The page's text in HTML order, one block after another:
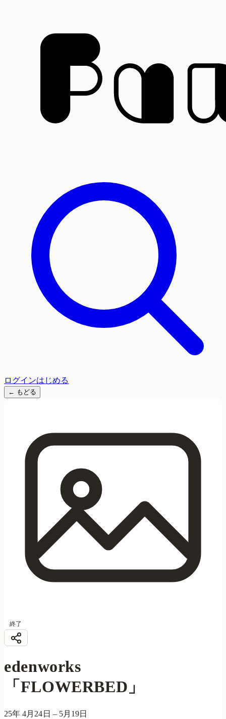
ログインはじめる
← もどる
終了
edenworks
「FLOWERBED」
25年 4月24日 – 5月19日